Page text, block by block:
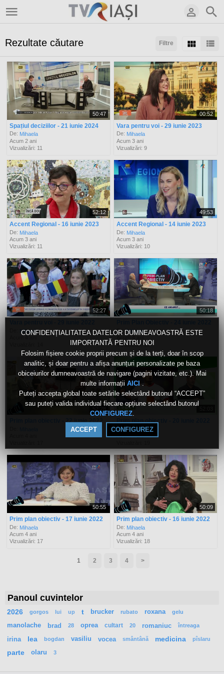
CONFIDENȚIALITATEA DATELOR DUMNEAVOASTRĂ ESTE
IMPORTANTĂ PENTRU NOI
Folosim fișiere cookie proprii precum și de la terți, doar în scop
analitic, și doar pentru a afișa anunțuri personalizate pe baza
obiceiurilor dumneavoastră de navigare (pagini vizitate, etc.). Mai
multe informații AICI
Puteți accepta global toate setările selectând butonul “ACCEPT”
sau puteți valida individual fiecare opțiune selectând butonul
CONFIGUREZ.
ACCEPT CONFIGUREZ
Filtre
Rezultate căutare
Sortaţi după:
Arată:
Rezultate/pagină:
50:47
Spațiul deciziilor - 21 iunie 2024
De: Mihaela
Acum 2 ani
Vizualizări: 11
00:52
Vara pentru voi - 29 iunie 2023
De: Mihaela
Acum 3 ani
Vizualizări: 9
52:12
Accent Regional - 16 iunie 2023
De: Mihaela
Acum 3 ani
Vizualizări: 11
49:53
Accent Regional - 14 iunie 2023
De: Mihaela
Acum 3 ani
Vizualizări: 10
52:27
Mihaela
50:18
De:Mihaela
Vizualizări: 13
Prim plan obiectiv - 22 iunie 2022
De:Mihaela
Acum 4 ani
50:55
Prim plan obiectiv - 17 iunie 2022
De: Mihaela
Acum 4 ani
Vizualizări: 17
50:09
Prim plan obiectiv - 16 iunie 2022
De: Mihaela
Acum 4 ani
Vizualizări: 18
1 2 3 4 >
Panoul cuvintelor
2026 gorgos lui up t brucker rubato roxana gelu
manolache brad 28 oprea cultart 20 romaniuc întreaga
irina lea bogdan vasiliu vocea smântână medicina pîslaru
parte olaru 3